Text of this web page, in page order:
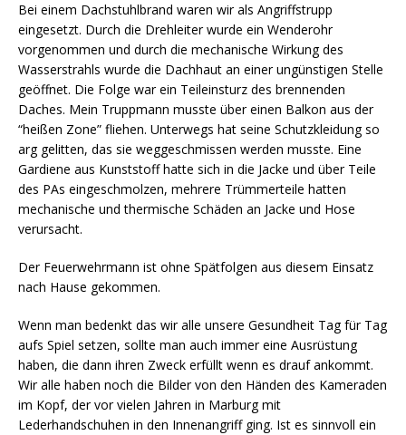
Bei einem Dachstuhlbrand waren wir als Angriffstrupp
eingesetzt. Durch die Drehleiter wurde ein Wenderohr
vorgenommen und durch die mechanische Wirkung des
Wasserstrahls wurde die Dachhaut an einer ungünstigen Stelle
geöffnet. Die Folge war ein Teileinsturz des brennenden
Daches. Mein Truppmann musste über einen Balkon aus der
“heißen Zone” fliehen. Unterwegs hat seine Schutzkleidung so
arg gelitten, das sie weggeschmissen werden musste. Eine
Gardiene aus Kunststoff hatte sich in die Jacke und über Teile
des PAs eingeschmolzen, mehrere Trümmerteile hatten
mechanische und thermische Schäden an Jacke und Hose
verursacht.
Der Feuerwehrmann ist ohne Spätfolgen aus diesem Einsatz
nach Hause gekommen.
Wenn man bedenkt das wir alle unsere Gesundheit Tag für Tag
aufs Spiel setzen, sollte man auch immer eine Ausrüstung
haben, die dann ihren Zweck erfüllt wenn es drauf ankommt.
Wir alle haben noch die Bilder von den Händen des Kameraden
im Kopf, der vor vielen Jahren in Marburg mit
Lederhandschuhen in den Innenangriff ging. Ist es sinnvoll ein